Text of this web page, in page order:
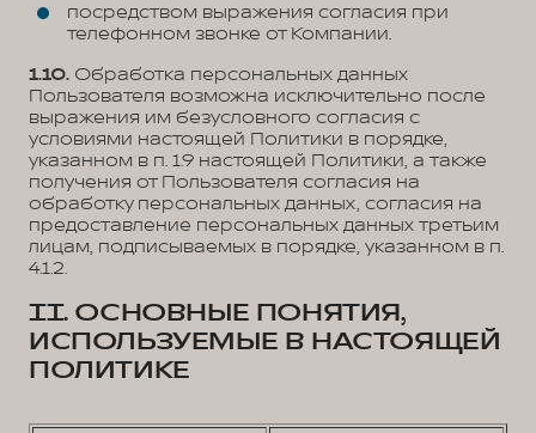
посредством выражения согласия при
телефонном звонке от Компании.
1.10. Обработка персональных данных
Пользователя возможна исключительно после
выражения им безусловного согласия с
условиями настоящей Политики в порядке,
указанном в п. 1.9 настоящей Политики, а также
получения от Пользователя согласия на
обработку персональных данных, согласия на
предоставление персональных данных третьим
лицам, подписываемых в порядке, указанном в п.
4.1.2.
II. ОСНОВНЫЕ ПОНЯТИЯ,
ИСПОЛЬЗУЕМЫЕ В НАСТОЯЩЕЙ
ПОЛИТИКЕ